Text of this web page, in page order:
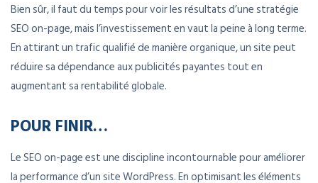
Bien sûr, il faut du temps pour voir les résultats d’une stratégie
SEO on-page, mais l’investissement en vaut la peine à long terme.
En attirant un trafic qualifié de manière organique, un site peut
réduire sa dépendance aux publicités payantes tout en
augmentant sa rentabilité globale.
POUR FINIR…
Le SEO on-page est une discipline incontournable pour améliorer
la performance d’un site WordPress. En optimisant les éléments